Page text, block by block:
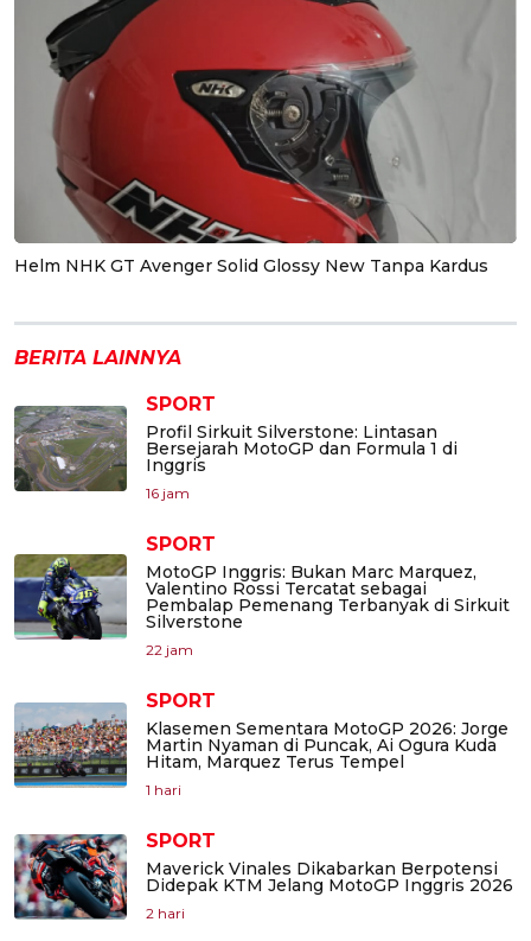
Helm NHK GT Avenger Solid Glossy New Tanpa Kardus
BERITA LAINNYA
SPORT
Profil Sirkuit Silverstone: Lintasan
Bersejarah MotoGP dan Formula 1 di
Inggris
16 jam
SPORT
MotoGP Inggris: Bukan Marc Marquez,
Valentino Rossi Tercatat sebagai
Pembalap Pemenang Terbanyak di Sirkuit
Silverstone
22 jam
SPORT
Klasemen Sementara MotoGP 2026: Jorge
Martin Nyaman di Puncak, Ai Ogura Kuda
Hitam, Marquez Terus Tempel
1 hari
SPORT
Maverick Vinales Dikabarkan Berpotensi
Didepak KTM Jelang MotoGP Inggris 2026
2 hari